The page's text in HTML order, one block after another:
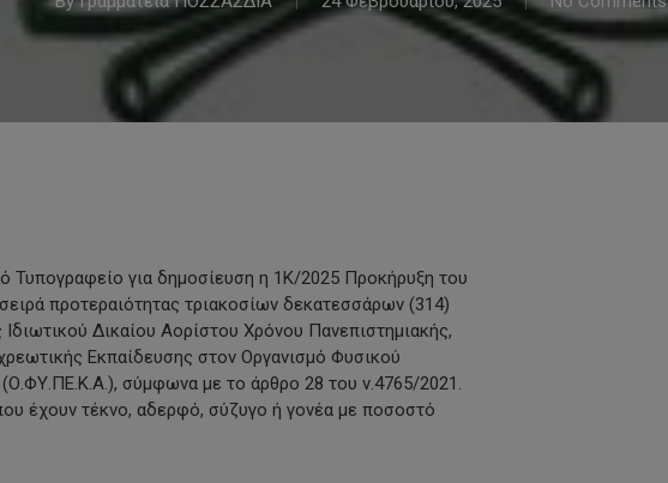
Τυπογραφείο για δημοσίευση η 1Κ/2025 Προκήρυξη του
προτεραιότητας τριακοσίων δεκατεσσάρων (314)
Δικαίου Αορίστου Χρόνου Πανεπιστημιακής,
Εκπαίδευσης στον Οργανισμό Φυσικού
(Ο.ΦΥ.ΠΕ.Κ.Α.), σύμφωνα με το άρθρο 28 του ν.4765/2021.
έχουν τέκνο, αδερφό, σύζυγο ή γονέα με ποσοστό